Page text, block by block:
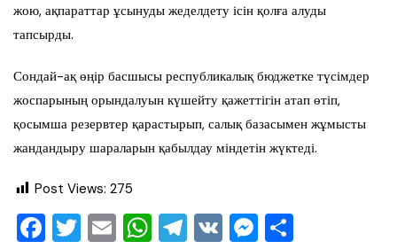
жою, ақпараттар ұсынуды жеделдету ісін қолға алуды
тапсырды.
Сондай-ақ өңір басшысы республикалық бюджетке түсімдер
жоспарының орындалуын күшейту қажеттігін атап өтіп,
қосымша резервтер қарастырып, салық базасымен жұмысты
жандандыру шараларын қабылдау міндетін жүктеді.
Post Views: 275
F T E W T V M